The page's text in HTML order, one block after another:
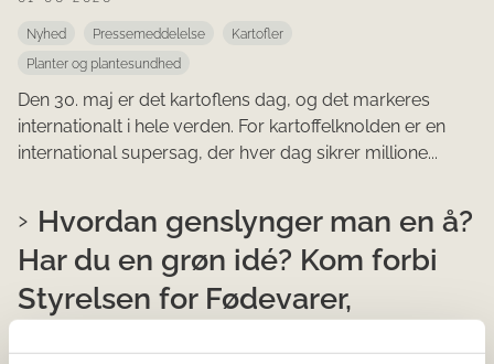
Nyhed Pressemeddelelse
Kartofler
Planter og plantesundhed
Den 30. maj er det kartoflens dag, og det markeres
internationalt i hele verden. For kartoffelknolden er en
international supersag, der hver dag sikrer millione...
Hvordan genslynger man en å?
Har du en grøn idé? Kom forbi
Styrelsen for Fødevarer,